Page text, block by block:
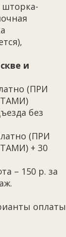
шторка-
и
(ПРИ
без
(ПРИ
+ 30
– 150 р. за